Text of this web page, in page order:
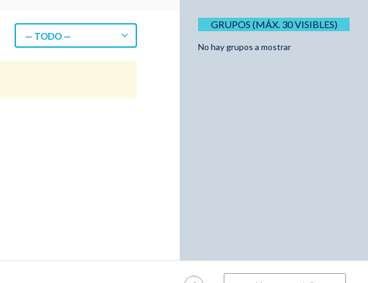
— TODO —
GRUPOS (MÁX. 30 VISIBLES)
No hay grupos a mostrar